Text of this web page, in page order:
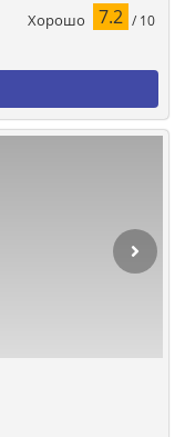
Хорошо 7.2 / 10